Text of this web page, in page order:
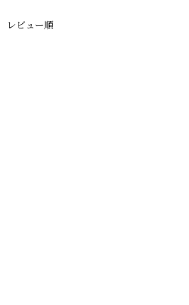
レビュー順